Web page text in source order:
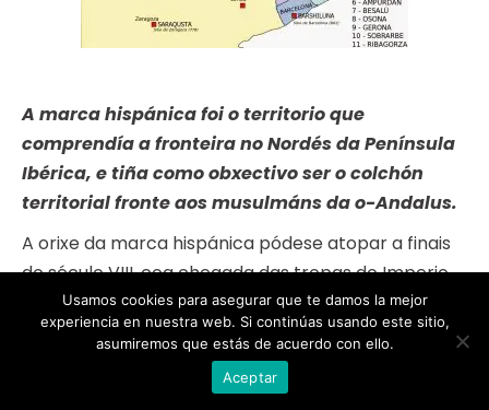
A marca hispánica foi o territorio que
comprendía a fronteira no Nordés da Península
Ibérica, e tiña como obxectivo ser o colchón
territorial fronte aos musulmáns da o-Andalus.
A orixe da marca hispánica pódese atopar a finais
do século VIII, coa chegada das tropas do Imperio
Carolingio á Península Ibérica.
No 777, Carlomagno recibiu en audiencia a varios
dos líderes musulmáns de importantes cidades
como Zaragoza ou Barcelona, quen pedía axuda ao
Usamos cookies para asegurar que te damos la mejor
experiencia en nuestra web. Si continúas usando este sitio,
asumiremos que estás de acuerdo con ello.
Aceptar